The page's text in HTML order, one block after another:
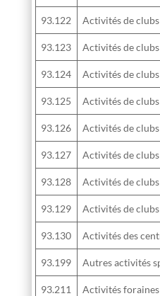
93.122 Activités de
93.123 Activités de
93.124 Activités de
93.125 Activités de
93.126 Activités de
93.127 Activités de
93.128 Activités de
93.129 Activités de
93.130 Activités des
93.199 Autres activités
93.211 Activités foraines